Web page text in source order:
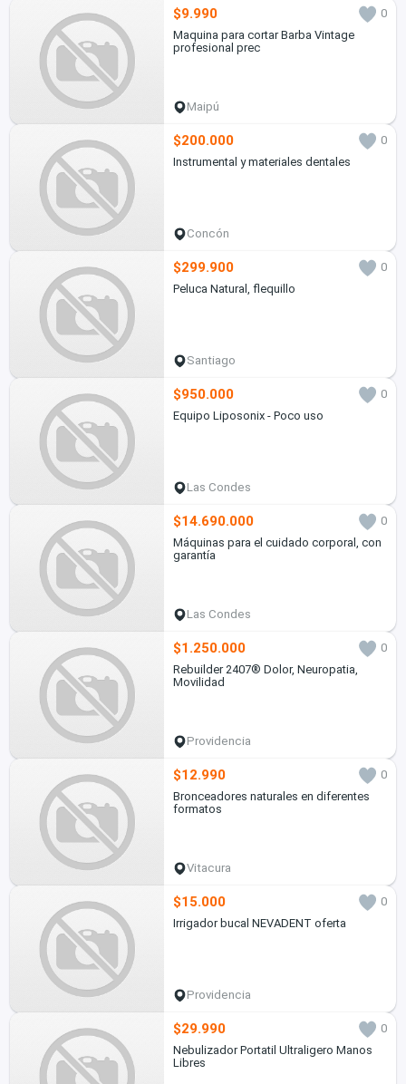
$9.990
0
Maquina para cortar Barba Vintage
profesional prec
Maipú
$200.000
0
Instrumental y materiales dentales
Concón
$299.900
0
Peluca Natural, flequillo
Santiago
$950.000
0
Equipo Liposonix - Poco uso
Las Condes
$14.690.000
0
Máquinas para el cuidado corporal, con
garantía
Las Condes
$1.250.000
0
Rebuilder 2407® Dolor, Neuropatia,
Movilidad
Providencia
$12.990
0
Bronceadores naturales en diferentes
formatos
Vitacura
$15.000
0
Irrigador bucal NEVADENT oferta
Providencia
$29.990
0
Nebulizador Portatil Ultraligero Manos
Libres